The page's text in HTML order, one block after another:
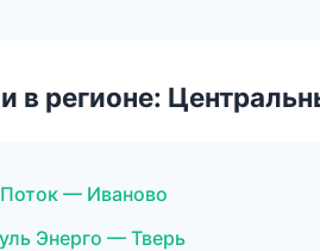
в регионе:
— Иваново
Энерго — Тверь